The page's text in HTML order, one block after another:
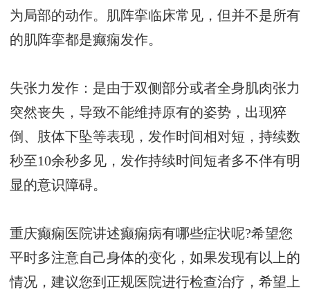
为局部的动作。肌阵挛临床常见，但并不是所有
的肌阵挛都是癫痫发作。
失张力发作：是由于双侧部分或者全身肌肉张力
突然丧失，导致不能维持原有的姿势，出现猝
倒、肢体下坠等表现，发作时间相对短，持续数
秒至10余秒多见，发作持续时间短者多不伴有明
显的意识障碍。
重庆癫痫医院讲述癫痫病有哪些症状呢?希望您
平时多注意自己身体的变化，如果发现有以上的
情况，建议您到正规医院进行检查治疗，希望上